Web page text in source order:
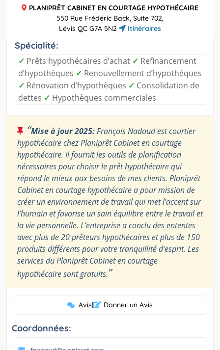
PLANIPRÊT CABINET EN COURTAGE HYPOTHÉCAIRE
550 Rue Frédéric Back, Suite 702,
Lévis QC G7A 5N2
Itinéraires
Spécialité:
✓ Prêts hypothécaires d’achat ✓ Refinancement
d’hypothèques ✓ Renouvellement d’hypothèques
✓ Rénovation d’hypothèques ✓ Consolidation de
dettes ✓ Hypothèques commerciales
“Mise à jour 2025:François Nadaud est courtier
hypothécaire chez Planiprêt Cabinet en courtage
hypothécaire. Il fournit les outils de planification
nécessaires pour choisir le prêt hypothécaire qui
répond le mieux aux besoins de mes clients. Planiprêt
Cabinet en courtage hypothécaire a pour mission de
créer un environnement de travail qui met l’accent sur
l’humain et favorise un sain équilibre entre le travail et
la vie personnelle. L’entreprise a conclu des ententes
avec plus de 20 prêteurs hypothécaires et plus de 150
produits différents pour votre tranquillité d’esprit. Les
services du Planiprêt Cabinet en courtage
hypothécaire sont gratuits.”
Avis| Donner un Avis
Coordonnées: